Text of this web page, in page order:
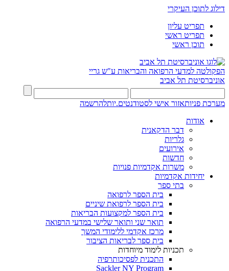
דילוג לתוכן העיקרי
תפריט עליון
תפריט ראשי
תוכן ראשי
הפקולטה למדעי הרפואה והבריאות ע"ש גריי
אוניברסיטת תל אביב
מערכת פניותאזור אישי לסטודנטים.יותלהרשמה
אודות
דבר הדקאנית
גלריות
אירועים
חדשות
משרות אקדמיות פנויות
יחידות אקדמיות
בתי ספר
בית הספר לרפואה
בית הספר לרפואת שיניים
בית הספר למקצועות הבריאות
תואר שני ותואר שלישי במדעי הרפואה
מרכז אקדמי ללימודי המשך
בית ספר לבריאות הציבור
תכניות לימוד מיוחדות
התכנית לפסיכותרפיה
Sackler NY Program